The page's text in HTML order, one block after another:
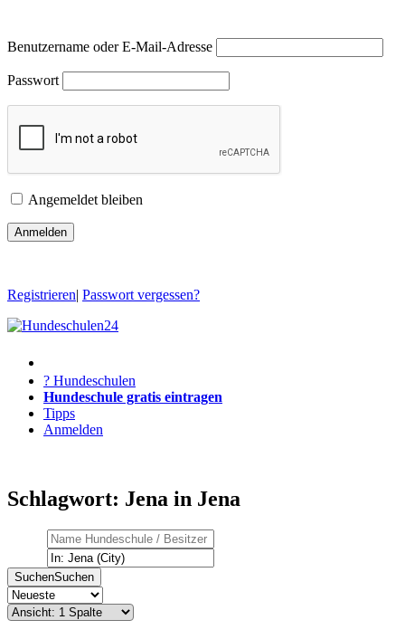
Benutzername oder E-Mail-Adresse
Passwort
Angemeldet bleiben
Registrieren| Passwort vergessen?
? Hundeschulen
Hundeschule gratis eintragen
Tipps
Anmelden
Schlagwort: Jena in Jena
SuchenSuchen